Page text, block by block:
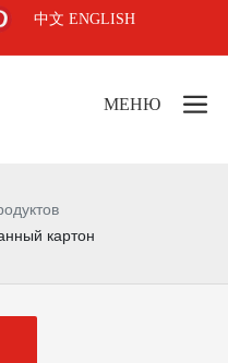
中文 ENGLISH
МЕНЮ
картон